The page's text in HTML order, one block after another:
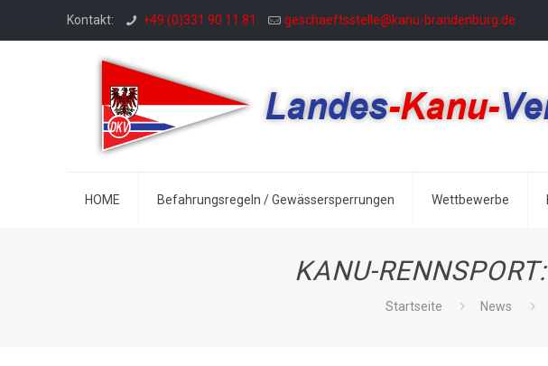
Kontakt: +49 (0)331 90 11 81 geschaeftsstelle@kanu-brandenburg.de
HOME Befahrungsregeln / Gewässersperrungen Wettbewerbe
KANU-
Startseite News